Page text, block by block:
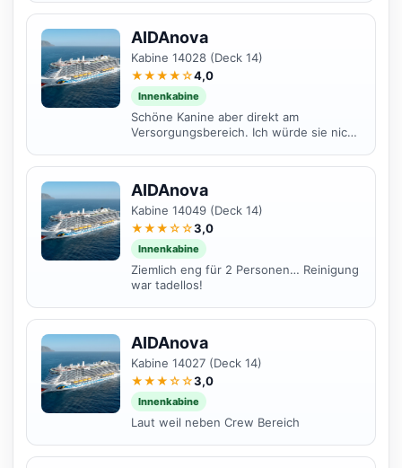
AIDAnova
Kabine 14028 (Deck 14)
★★★★☆4,0
Innenkabine
Schöne Kanine aber direkt am
Versorgungsbereich. Ich würde sie nicht
AIDAnova
Kabine 14049 (Deck 14)
★★★☆☆3,0
Innenkabine
Ziemlich eng für 2 Personen… Reinigung
war tadellos!
AIDAnova
Kabine 14027 (Deck 14)
★★★☆☆3,0
Innenkabine
Laut weil neben Crew Bereich